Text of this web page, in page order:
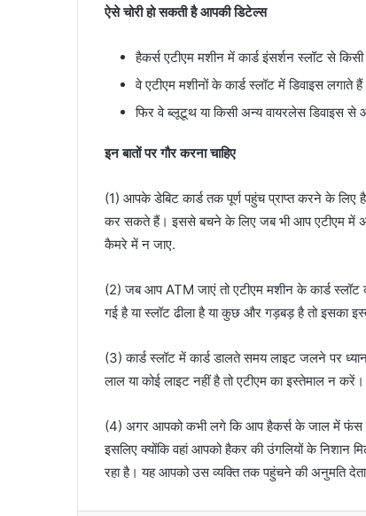
ऐसे चोरी हो सकती है आपकी डिटेल्स
हैकर्स एटीएम मशीन में कार्ड इंसर्शन स्लॉट से
वे एटीएम मशीनों के कार्ड स्लॉट में डिवाइस
फिर वे ब्लूटूथ या किसी अन्य वायरलेस डिवाइस से
इन बातों पर गौर करना चाहिए
(1) आपके डेबिट कार्ड तक पूर्ण पहुंच प्राप्त करने के
कर सकते हैं। इससे बचने के लिए जब भी आप एटीएम में
कैमरे में न जाए.
(2) जब आप ATM जाएं तो एटीएम मशीन के कार्ड
गई है या स्लॉट ढीला है या कुछ और गड़बड़ है तो इसका
(3) कार्ड स्लॉट में कार्ड डालते समय लाइट जलने पर
लाल या कोई लाइट नहीं है तो एटीएम का इस्तेमाल न
(4) अगर आपको कभी लगे कि आप हैकर्स के जाल में फंस
इसलिए क्योंकि वहां आपको हैकर की उंगलियों के
रहा है। यह आपको उस व्यक्ति तक पहुंचने की अनुमति